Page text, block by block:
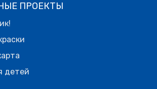
ПРОЕКТЫ
детей